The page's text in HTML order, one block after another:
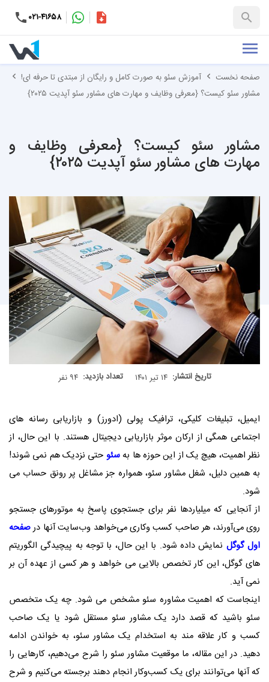
۰۲۱-۴۱۶۵۸
+۹۸-کاتالوگ
صفحه نخست
آموزش سئو به صورت کامل و رایگان از مبتدی تا حرفه ای!
مشاور سئو کیست؟ {معرفی وظایف و مهارت های مشاور سئو آپدیت ۲۰۲۵}
مشاور سئو کیست؟ {معرفی وظایف و
مهارت های مشاور سئو آپدیت ۲۰۲۵}
تاریخ انتشار: ۱۴ تیر ۱۴۰۱ تعداد بازدید: ۹۴ نفر
ایمیل، تبلیغات کلیکی، ترافیک پولی (ادورز) و بازاریابی رسانه های
اجتماعی همگی از ارکان موثر بازاریابی دیجیتال هستند. با این حال، از
نظر اهمیت، هیچ یک از این حوزه ها بهسئو حتی نزدیک هم نمی شوند!
به همین دلیل، شغل مشاور سئو، همواره جز مشاغل پر رونق حساب می
شود.
از آنجایی که میلیاردها نفر برای جستجوی پاسخ به موتورهای جستجو
روی می‌آورند، هر صاحب کسب‌ وکاری می‌خواهد وب‌سایت آنها درصفحه
اول گوگل نمایش داده شود. با این حال، با توجه به پیچیدگی الگوریتم
های گوگل، این کار تخصص بالایی می خواهد و هر کسی از عهده آن بر
نمی آید.
اینجاست که اهمیت مشاوره سئو مشخص می شود. چه یک متخصص
سئو باشید که قصد دارد یک مشاور سئو مستقل شود یا یک صاحب
کسب و کار علاقه مند به استخدام یک مشاور سئو، به خواندن ادامه
دهید. در این مقاله، ما موقعیت مشاور سئو را شرح می‌دهیم، کارهایی را
که آنها می‌توانند برای یک کسب‌وکار انجام دهند برجسته می‌کنیم و شرح